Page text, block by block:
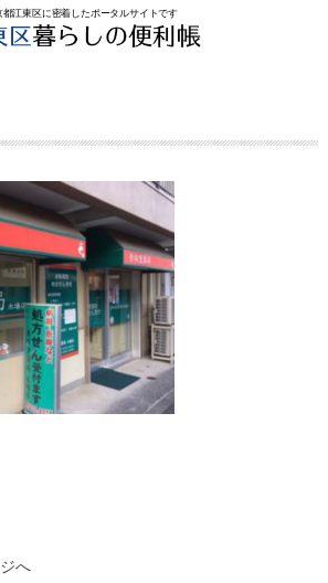
都江東区に密着したポータルサイトです
へ